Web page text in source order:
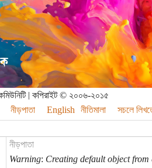
| কপিরাইট © ২০০৬-২০১৫
নীড়পাতা
English নীতিমালা সচলে
নীড়পাতা
Warning: Creating default object from